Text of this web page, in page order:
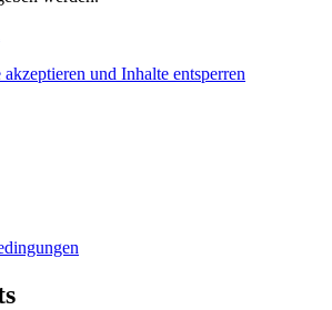
und Inhalte entsperren